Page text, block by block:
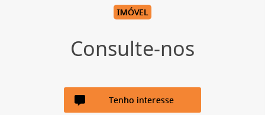
IMÓVEL
Consulte-nos
Tenho interesse